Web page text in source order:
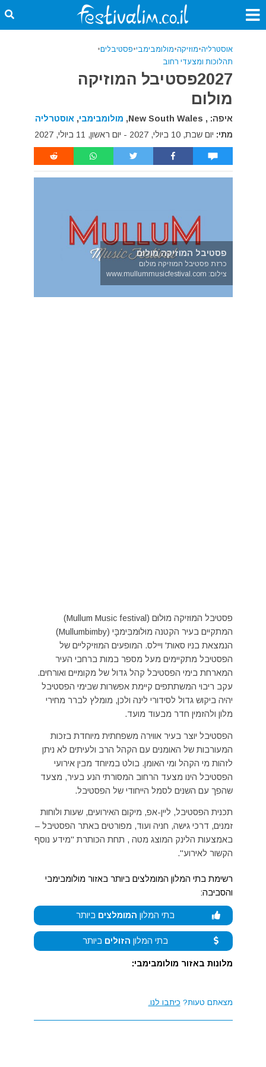
אוסטרליה•מוזיקה•מולומבימבי•פסטיבלים•
תהלוכות ומצעדי רחוב
2027פסטיבל המוזיקה
מולום
איפה: , New South Wales, מולומבימבי, אוסטרליה
מתי: יום שבת, 10 ביולי, 2027 - יום ראשון, 11 ביולי, 2027
פסטיבל המוזיקה מולום
כרזת פסטיבל המוזיקה מולום
צילום: www.mullummusicfestival.com
פסטיבל המוזיקה מוּלוּם (Mullum Music festival)
המתקיים בעיר הקטנה מוּלוּמבִּימבָּי (Mullumbimby)
הנמצאת בניו סאות' ויילס. המופעים המוזיקליים של
הפסטיבל מתקיימים מעל מספר במות ברחבי העיר
המארחת בימי הפסטיבל קהל גדול של מקומיים ואורחים.
עקב ריבוי המשתתפים קיימת אפשרות שבימי הפסטיבל
יהיה ביקוש גדול לסידורי לינה ולכן, מומלץ לברר מחירי
מלון ולהזמין חדר מבעוד מועד.
הפסטיבל יוצר בעיר אווירה משפחתית מיוחדת בזכות
המעורבות של האומנים עם הקהל הרב ולעיתים לא ניתן
לזהות מי הקהל ומי האומן. בולט במיוחד מבין אירועי
הפסטיבל הינו מצעד הרחוב המסורתי הנע בעיר, מצעד
שהפך עם השנים לסמל הייחודי של הפסטיבל.
תכנית הפסטיבל, ליין-אפ, מיקום האירועים, שעות ולוחות
זמנים, דרכי גישה, חניה ועוד, מפורטים באתר הפסטיבל –
באמצעות הלינק המוצג מטה , תחת הכותרת "מידע נוסף
הקשור לאירוע".
רשימת בתי המלון המומלצים ביותר באזור מולומבימבי
והסביבה:
בתי המלון המומלצים ביותר
בתי המלון הזולים ביותר
מלונות באזור מולומבימבי:
מצאתם טעות? כיתבו לנו.